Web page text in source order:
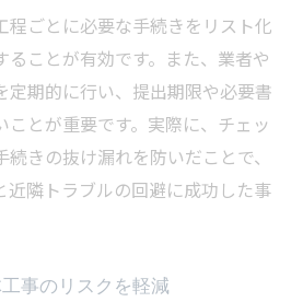
程ごとに必要な手続きをリスト化
ることが有効です。また、業者や
定期的に行い、提出期限や必要書
とが重要です。実際に、チェッ
きの抜け漏れを防いだことで、
近隣トラブルの回避に成功した事
事のリスクを軽減